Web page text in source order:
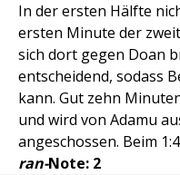
In der ersten Hälfte
ersten Minute der
sich dort gegen Doan
entscheidend, sodass
kann. Gut zehn
und wird von Adamu
angeschossen. Beim
ran-Note: 2